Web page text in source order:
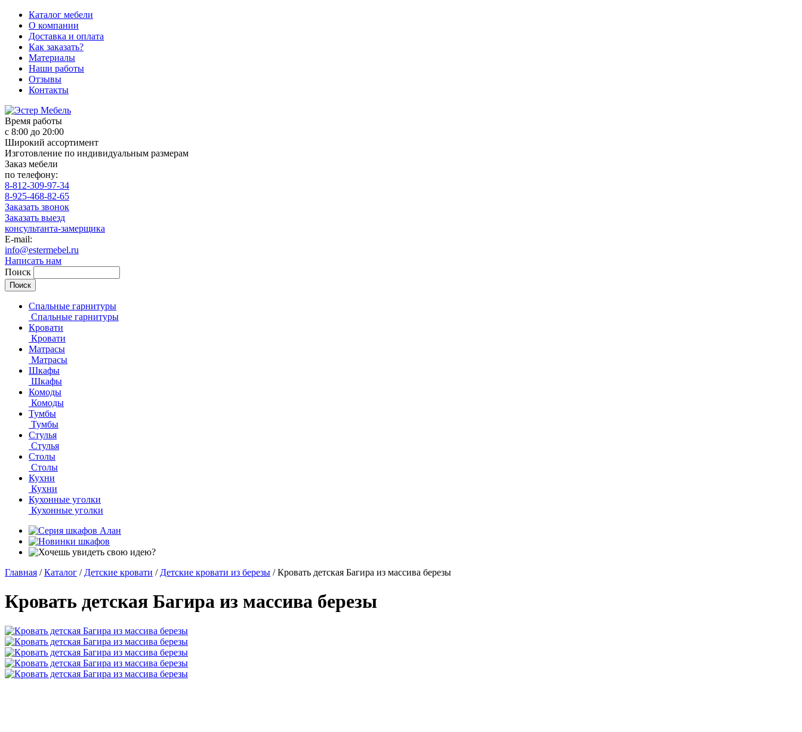
Каталог мебели
О компании
Доставка и оплата
Как заказать?
Материалы
Наши работы
Отзывы
Контакты
Время работы
с 8:00 до 20:00
Широкий ассортимент
Изготовление по индивидуальным размерам
Заказ мебели
по телефону:
8-812-309-97-34
8-925-468-82-65
Заказать звонок
Заказать выезд
консультанта-замерщика
E-mail:
info@estermebel.ru
Написать нам
Поиск
Спальные гарнитуры
Спальные гарнитуры
Кровати
Кровати
Матрасы
Матрасы
Шкафы
Шкафы
Комоды
Комоды
Тумбы
Тумбы
Стулья
Стулья
Столы
Столы
Кухни
Кухни
Кухонные уголки
Кухонные уголки
Главная / Каталог / Детские кровати / Детские кровати из березы / Кровать детская Багира из массива березы
Кровать детская Багира из массива березы